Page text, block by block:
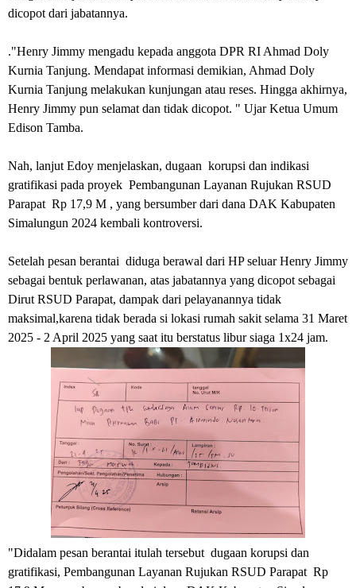
dicopot dari jabatannya.
."Henry Jimmy mengadu kepada anggota DPR RI Ahmad Doly
Kurnia Tanjung. Mendapat informasi demikian, Ahmad Doly
Kurnia Tanjung melakukan kunjungan atau reses. Hingga akhirnya,
Henry Jimmy pun selamat dan tidak dicopot. " Ujar Ketua Umum
Edison Tamba.
Nah, lanjut Edoy menjelaskan, dugaan korupsi dan indikasi
gratifikasi pada proyek Pembangunan Layanan Rujukan RSUD
Parapat Rp 17,9 M , yang bersumber dari dana DAK Kabupaten
Simalungun 2024 kembali kontroversi.
Setelah pesan berantai diduga berawal dari HP seluar Henry Jimmy
sebagai bentuk perlawanan, atas jabatannya yang dicopot sebagai
Dirut RSUD Parapat, dampak dari pelayanannya tidak
maksimal,karena tidak berada si lokasi rumah sakit selama 31 Maret
2025 - 2 April 2025 yang saat itu berstatus libur siaga 1x24 jam.
"Didalam pesan berantai itulah tersebut dugaan korupsi dan
gratifikasi, Pembangunan Layanan Rujukan RSUD Parapat Rp